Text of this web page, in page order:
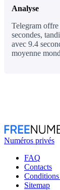
Analyse
Telegram
secondes,
avec 9.4
moyenne
Numéros privés
FAQ
Contacts
Sitemap